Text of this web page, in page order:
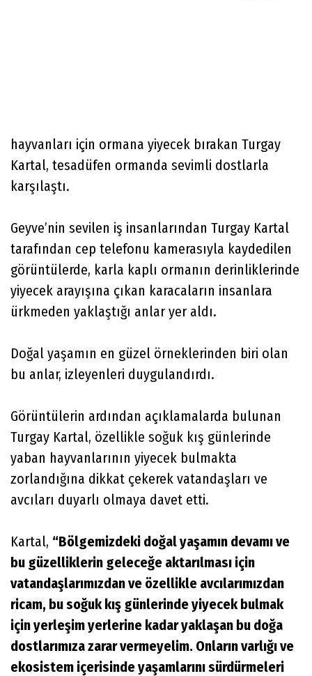
hayvanları için ormana yiyecek bırakan Turgay
Kartal, tesadüfen ormanda sevimli dostlarla
karşılaştı.
Geyve’nin sevilen iş insanlarından Turgay Kartal
tarafından cep telefonu kamerasıyla kaydedilen
görüntülerde, karla kaplı ormanın derinliklerinde
yiyecek arayışına çıkan karacaların insanlara
ürkmeden yaklaştığı anlar yer aldı.
Doğal yaşamın en güzel örneklerinden biri olan
bu anlar, izleyenleri duygulandırdı.
Görüntülerin ardından açıklamalarda bulunan
Turgay Kartal, özellikle soğuk kış günlerinde
yaban hayvanlarının yiyecek bulmakta
zorlandığına dikkat çekerek vatandaşları ve
avcıları duyarlı olmaya davet etti.
Kartal, “Bölgemizdeki doğal yaşamın devamı ve
bu güzelliklerin geleceğe aktarılması için
vatandaşlarımızdan ve özellikle avcılarımızdan
ricam, bu soğuk kış günlerinde yiyecek bulmak
için yerleşim yerlerine kadar yaklaşan bu doğa
dostlarımıza zarar vermeyelim. Onların varlığı ve
ekosistem içerisinde yaşamlarını sürdürmeleri